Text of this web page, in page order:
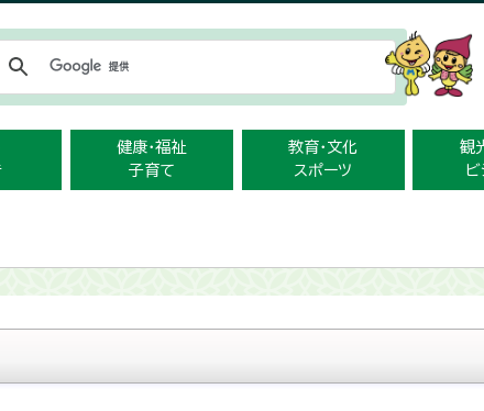
健康・福祉
子育て
教育・文化
スポーツ
観